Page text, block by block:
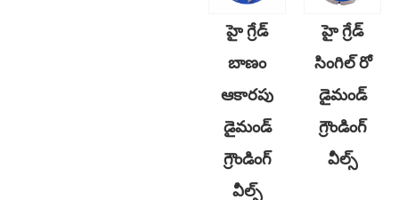
హై గ్రేడ్
బాణం
ఆకారపు
డైమండ్
గ్రౌండింగ్
వీల్స్
హై గ్రేడ్
సింగిల్ రో
డైమండ్
గ్రౌండింగ్
వీల్స్